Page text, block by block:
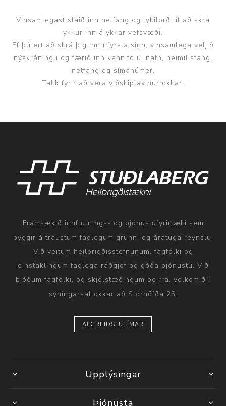
Vinsamlegast sláið inn netfang og lykilorð til að skrá
ykkur inn á ykkar vefsvæði.
Ef þú ert að skrá þig inn í fyrsta sinn, vinsamlega veljið
nýskráningu og færið inn kennitölu, nafn, heimilisfang,
netfang og símanúmer.
Takk fyrir að vera viðskiptavinur okkar.
Framsækið innflutnings- og þjónustufyrirtæki sem
byggir á traustum faglegum grunni og áratuga reynslu.
Við veitum heilbrigðisstofnunum, fagfólki og
einstaklingum faglega ráðgjöf og góða þjónustu. Við
bjóðum fagfólki, og skjólstæðingum þeirra, velkomið í
sýningarsal okkar að Stórhöfða 25.
AFGREIÐSLUTÍMAR
Upplýsingar
Þjónusta